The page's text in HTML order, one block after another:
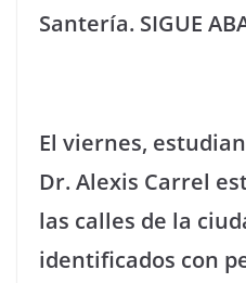
Santería. SIGUE
El viernes,
Dr. Alexis Carrel
las calles de la
identificados con